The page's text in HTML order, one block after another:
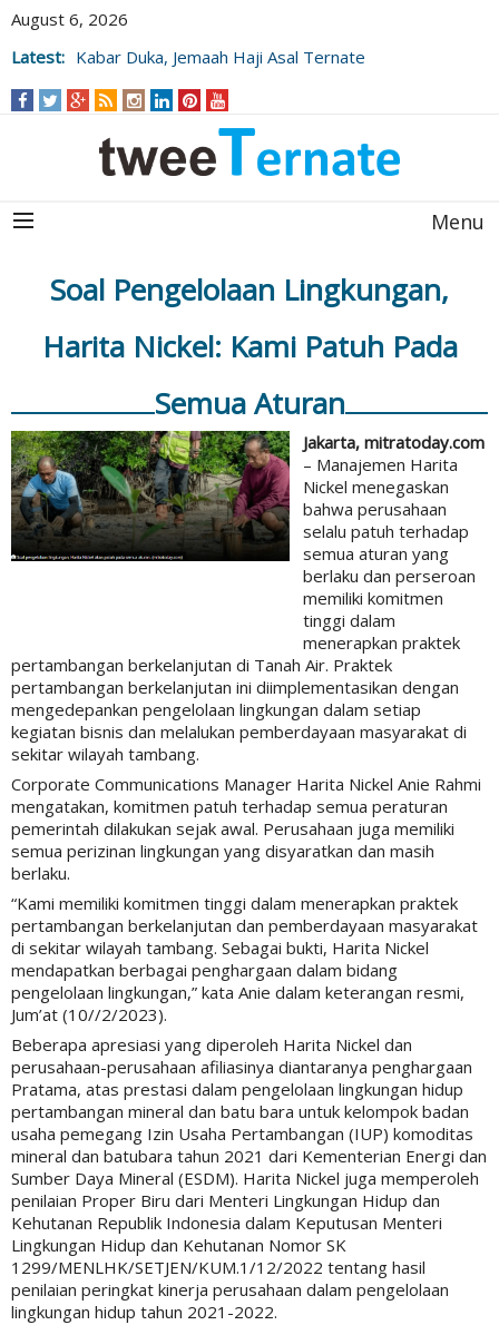
August 6, 2026
Latest: Kabar Duka, Jemaah Haji Asal Ternate
Menu
Soal Pengelolaan Lingkungan,
Harita Nickel: Kami Patuh Pada
Semua Aturan
Jakarta, mitratoday.com
– Manajemen Harita
Nickel menegaskan
bahwa perusahaan
selalu patuh terhadap
semua aturan yang
berlaku dan perseroan
memiliki komitmen
tinggi dalam
menerapkan praktek
pertambangan berkelanjutan di Tanah Air. Praktek
pertambangan berkelanjutan ini diimplementasikan dengan
mengedepankan pengelolaan lingkungan dalam setiap
kegiatan bisnis dan melalukan pemberdayaan masyarakat di
sekitar wilayah tambang.
Corporate Communications Manager Harita Nickel Anie Rahmi
mengatakan, komitmen patuh terhadap semua peraturan
pemerintah dilakukan sejak awal. Perusahaan juga memiliki
semua perizinan lingkungan yang disyaratkan dan masih
berlaku.
“Kami memiliki komitmen tinggi dalam menerapkan praktek
pertambangan berkelanjutan dan pemberdayaan masyarakat
di sekitar wilayah tambang. Sebagai bukti, Harita Nickel
mendapatkan berbagai penghargaan dalam bidang
pengelolaan lingkungan,” kata Anie dalam keterangan resmi,
Jum’at (10//2/2023).
Beberapa apresiasi yang diperoleh Harita Nickel dan
perusahaan-perusahaan afiliasinya diantaranya penghargaan
Pratama, atas prestasi dalam pengelolaan lingkungan hidup
pertambangan mineral dan batu bara untuk kelompok badan
usaha pemegang Izin Usaha Pertambangan (IUP) komoditas
mineral dan batubara tahun 2021 dari Kementerian Energi dan
Sumber Daya Mineral (ESDM). Harita Nickel juga memperoleh
penilaian Proper Biru dari Menteri Lingkungan Hidup dan
Kehutanan Republik Indonesia dalam Keputusan Menteri
Lingkungan Hidup dan Kehutanan Nomor SK
1299/MENLHK/SETJEN/KUM.1/12/2022 tentang hasil
penilaian peringkat kinerja perusahaan dalam pengelolaan
lingkungan hidup tahun 2021-2022.